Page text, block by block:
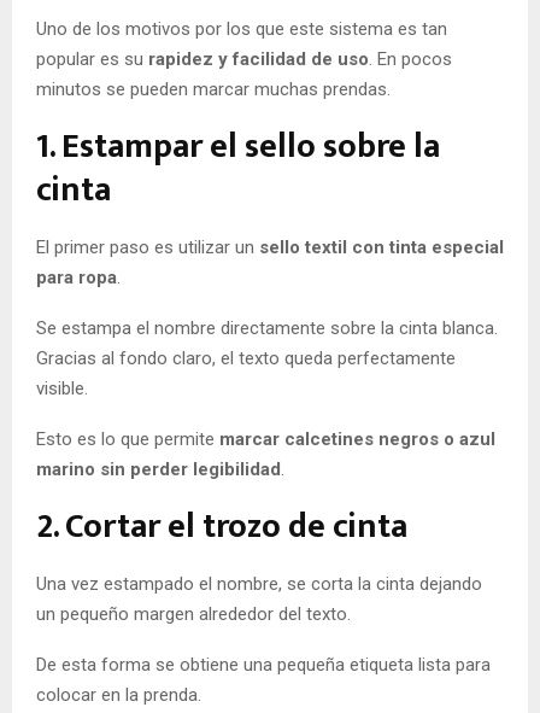
Uno de los motivos por los que este sistema es tan
popular es su rapidez y facilidad de uso . En pocos
minutos se pueden marcar muchas prendas.
1. Estampar el sello sobre la
cinta
El primer paso es utilizar un sello textil con tinta especial
para ropa
Se estampa el nombre directamente sobre la cinta blanca.
Gracias al fondo claro, el texto queda perfectamente
visible.
Esto es lo que permite marcar calcetines negros o azul
marino sin perder legibilidad
2. Cortar el trozo de cinta
Una vez estampado el nombre, se corta la cinta dejando
un pequeño margen alrededor del texto.
De esta forma se obtiene una pequeña etiqueta lista para
colocar en la prenda.